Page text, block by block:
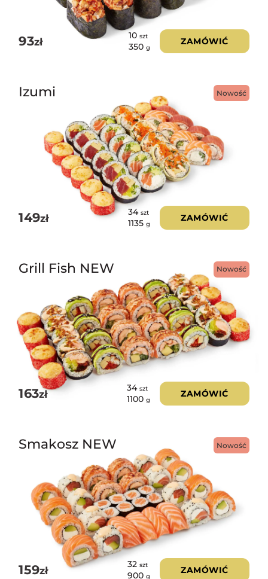
93zł
10 szt
350 g
ZAMÓWIĆ
Nowość
Izumi
149zł
34 szt
1135 g
ZAMÓWIĆ
Nowość
Grill Fish NEW
163zł
34 szt
1100 g
ZAMÓWIĆ
Nowość
Smakosz NEW
159zł
32 szt
900 g
ZAMÓWIĆ